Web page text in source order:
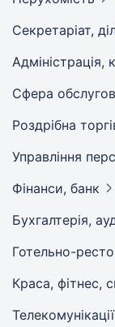
Секретаріат,
Адмiнiстрацiя,
Сфера
Роздрібна
Управління
Фінанси, банк
Бухгалтерія,
Готельно-
Краса, фітнес,